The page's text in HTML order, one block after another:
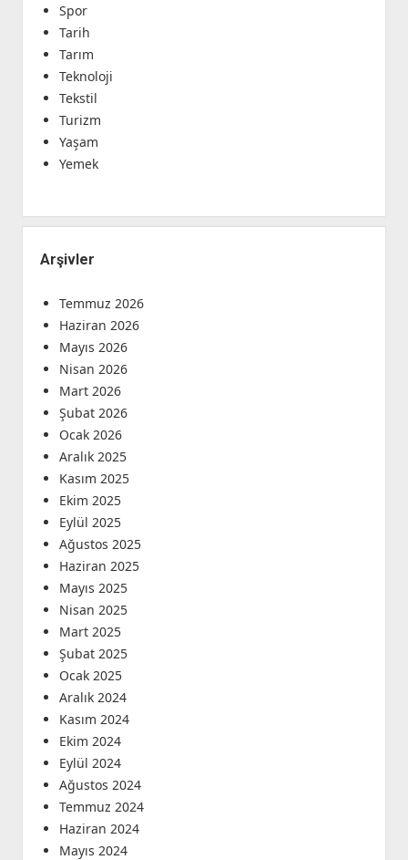
Spor
Tarih
Tarım
Teknoloji
Tekstil
Turizm
Yaşam
Yemek
Arşivler
Temmuz 2026
Haziran 2026
Mayıs 2026
Nisan 2026
Mart 2026
Şubat 2026
Ocak 2026
Aralık 2025
Kasım 2025
Ekim 2025
Eylül 2025
Ağustos 2025
Haziran 2025
Mayıs 2025
Nisan 2025
Mart 2025
Şubat 2025
Ocak 2025
Aralık 2024
Kasım 2024
Ekim 2024
Eylül 2024
Ağustos 2024
Temmuz 2024
Haziran 2024
Mayıs 2024